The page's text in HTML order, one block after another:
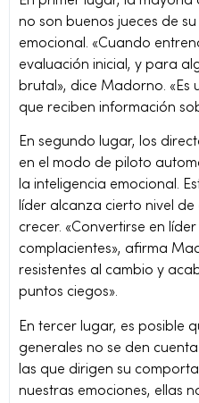
no son buenos jueces de
emocional. «Cuando
evaluación inicial, y para
brutal», dice Madorno. «Es
que reciben información
En segundo lugar, los
en el modo de piloto
la inteligencia emocional.
líder alcanza cierto nivel
crecer. «Convertirse en
complacientes», afirma
resistentes al cambio y
puntos ciegos».
En tercer lugar, es posible
generales no se den
las que dirigen su
nuestras emociones, ellas